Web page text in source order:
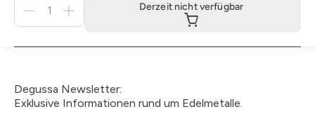
Derzeit
verfügbar
Derzeit nicht verfügbar
Degussa Newsletter:
Exklusive Informationen rund um Edelmetalle.